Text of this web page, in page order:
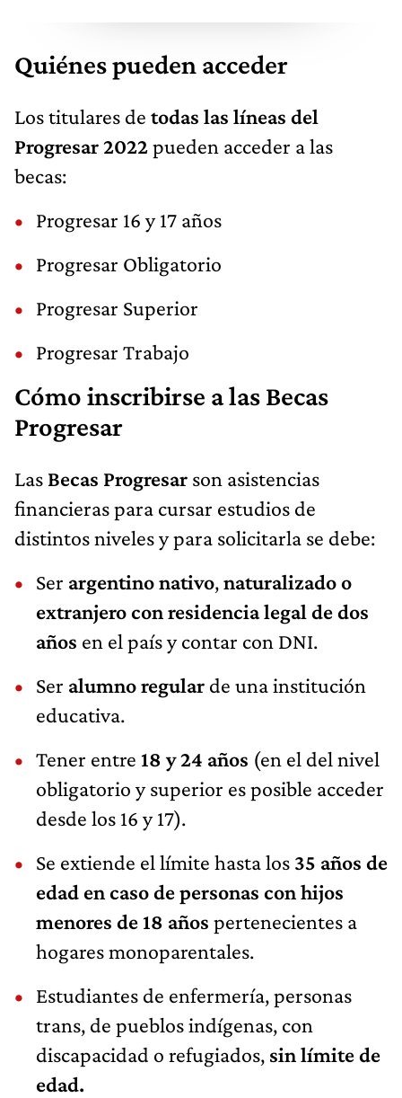
Quiénes pueden acceder
Los titulares de todas las líneas del
Progresar 2022pueden acceder a las
becas:
Progresar 16 y 17 años
Progresar Obligatorio
Progresar Superior
Progresar Trabajo
Cómo inscribirse a las Becas
Progresar
Las Becas Progresar son asistencias
financieras para cursar estudios de
distintos niveles y para solicitarla se debe:
Ser argentino nativo,naturalizado o
extranjero con residencia legal de dos
años en el país y contar con DNI.
Ser alumno regular de una institución
educativa.
Tener entre 18 y 24 años (en el del nivel
obligatorio y superior es posible acceder
desde los 16 y 17).
Se extiende el límite hasta los 35 años de
edad en caso de personas con hijos
menores de 18 años pertenecientes a
hogares monoparentales.
Estudiantes de enfermería, personas
trans, de pueblos indígenas, con
discapacidad o refugiados, sin límite de
edad.